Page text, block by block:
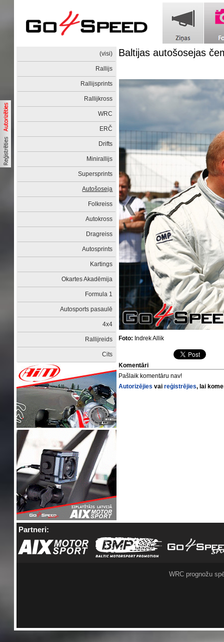
(visi)
Rallijs
Rallijsprints
Rallijkross
WRC
ERČ
Drifts
Minirallijs
Supersprints
Autošoseja
Folkreiss
Autokross
Dragreiss
Autosprints
Kartings
Okartes Akadēmija
Formula 1
Autosports pasaulē
4x4
Rallijreids
Cits
Baltijas autošosejas
Foto: Indrek Allik
Komentāri
Pašlaik komentāru nav!
Autorizējies vaireģistrējies, lai
Partneri:
WRC prognožu